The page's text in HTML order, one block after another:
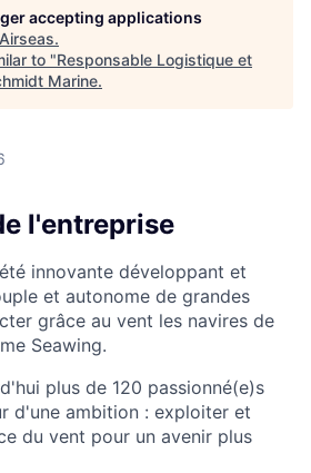
accepting applications
Airseas.
to "Responsable Logistique et
Marine.
l'entreprise
innovante développant et
et autonome de grandes
grâce au vent les navires de
Seawing.
plus de 120 passionné(e)s
d'une ambition : exploiter et
du vent pour un avenir plus